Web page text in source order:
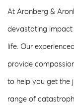
At Aronberg &
devastating impact
life. Our
provide
to help you get the
range of